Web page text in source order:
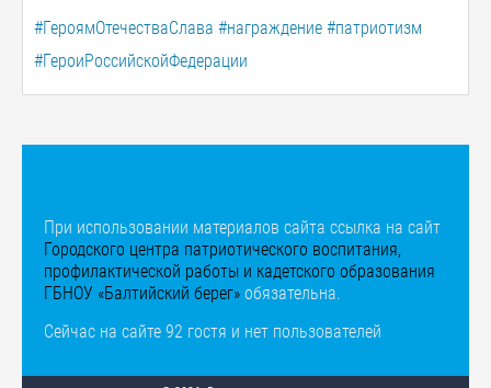
#ГероямОтечестваСлава #награждение #патриотизм
#ГероиРоссийскойФедерации
При использовании материалов сайта ссылка на сайт
Городского центра патриотического воспитания,
профилактической работы и кадетского образования
ГБНОУ «Балтийский берег» обязательна.
Сейчас на сайте 92 гостя и нет пользователей